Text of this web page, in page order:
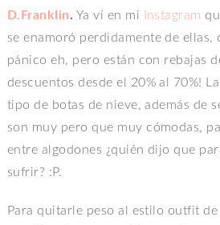
D.Franklin. Ya ví en mi Instagram
se enamoró perdidamente de ellas,
pánico eh, pero están con rebajas
descuentos desde el 20% al 70%!
tipo de botas de nieve, además de
son muy pero que muy cómodas,
entre algodones ¿quién dijo que
sufrir? :P.
Para quitarle peso al estilo outfit